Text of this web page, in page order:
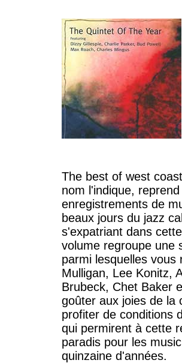
The best of west
nom l'indique,
enregistrements de
beaux jours du jazz
s'expatriant dans
volume regroupe une
parmi lesquelles vous
Mulligan, Lee Konitz,
Brubeck, Chet Baker
goûter aux joies de la
profiter de conditions
qui permirent à cette
paradis pour les
quinzaine d'années.